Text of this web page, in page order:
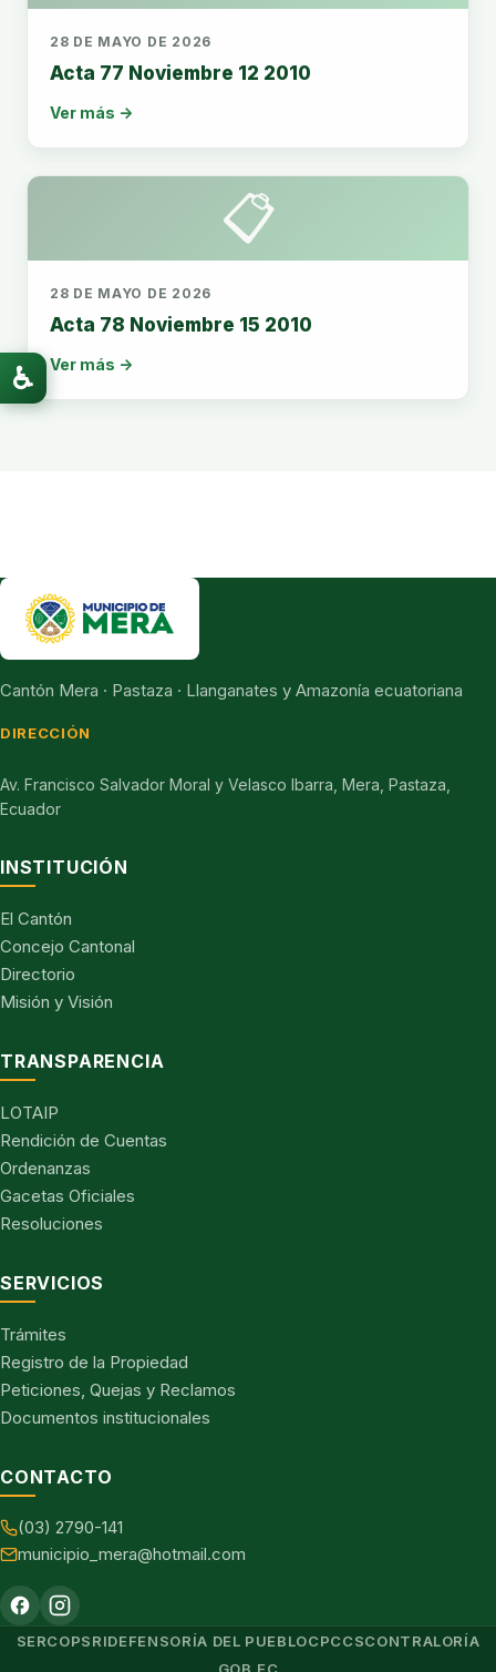
28 DE MAYO DE 2026
Acta 77 Noviembre 12 2010
Ver más →
📋
28 DE MAYO DE 2026
Acta 78 Noviembre 15 2010
Ver más →
Cantón Mera · Pastaza · Llanganates y Amazonía ecuatoriana
DIRECCIÓN
Av. Francisco Salvador Moral y Velasco Ibarra, Mera, Pastaza,
Ecuador
INSTITUCIÓN
El Cantón
Concejo Cantonal
Directorio
Misión y Visión
TRANSPARENCIA
LOTAIP
Rendición de Cuentas
Ordenanzas
Gacetas Oficiales
Resoluciones
SERVICIOS
Trámites
Registro de la Propiedad
Peticiones, Quejas y Reclamos
Documentos institucionales
CONTACTO
(03) 2790-141
municipio_mera@hotmail.com
SERCOPSRIDEFENSORÍA DEL PUEBLOCPCCSCONTRALORÍA
♿